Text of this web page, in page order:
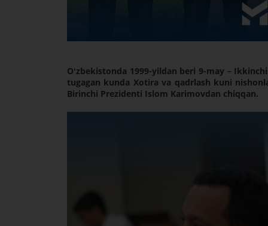
Oʻzbekistonda 1999-yildan beri 9-may –
tugagan kunda Xotira va qadrlash kuni
Birinchi Prezidenti Islom Karimovdan chiqqan.